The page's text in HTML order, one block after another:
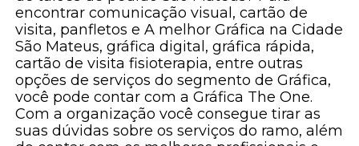
encontrar comunicação visual, cartão de
visita, panfletos e A melhor Gráfica na Cidade
São Mateus, gráfica digital, gráfica rápida,
cartão de visita fisioterapia, entre outras
opções de serviços do segmento de Gráfica,
você pode contar com a Gráfica The One.
Com a organização você consegue tirar as
suas dúvidas sobre os serviços do ramo, além